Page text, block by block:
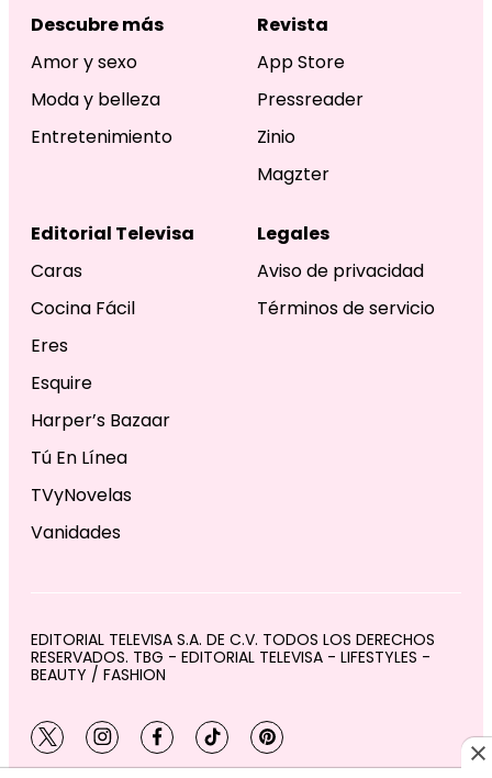
Descubre más
Amor y sexo
Moda y belleza
Entretenimiento
Revista
App Store
Pressreader
Zinio
Magzter
Editorial Televisa
Caras
Cocina Fácil
Eres
Esquire
Harper’s Bazaar
Tú En Línea
TVyNovelas
Vanidades
Legales
Aviso de privacidad
Términos de servicio
EDITORIAL TELEVISA S.A. DE C.V. TODOS LOS DERECHOS
RESERVADOS. TBG - EDITORIAL TELEVISA - LIFESTYLES -
BEAUTY / FASHION
twitterinstagram
facebooktiktokpinterest